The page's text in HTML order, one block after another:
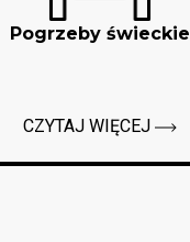
Pogrzeby świeckie
CZYTAJ WIĘCEJ